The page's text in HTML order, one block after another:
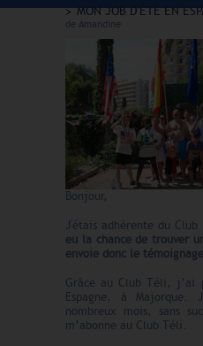
MON JOB D'ÉTÉ EN
de Amandine
Bonjour,
J'étais adhérente du
eu la chance de trouver
envoie donc le
Grâce au Club Téli, j’ai
Espagne, à Majorque.
nombreux mois, sans
m’abonne au Club Téli.